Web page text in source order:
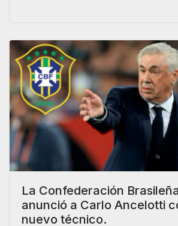
La Confederación
anunció a Carlo Ancelotti
nuevo técnico.